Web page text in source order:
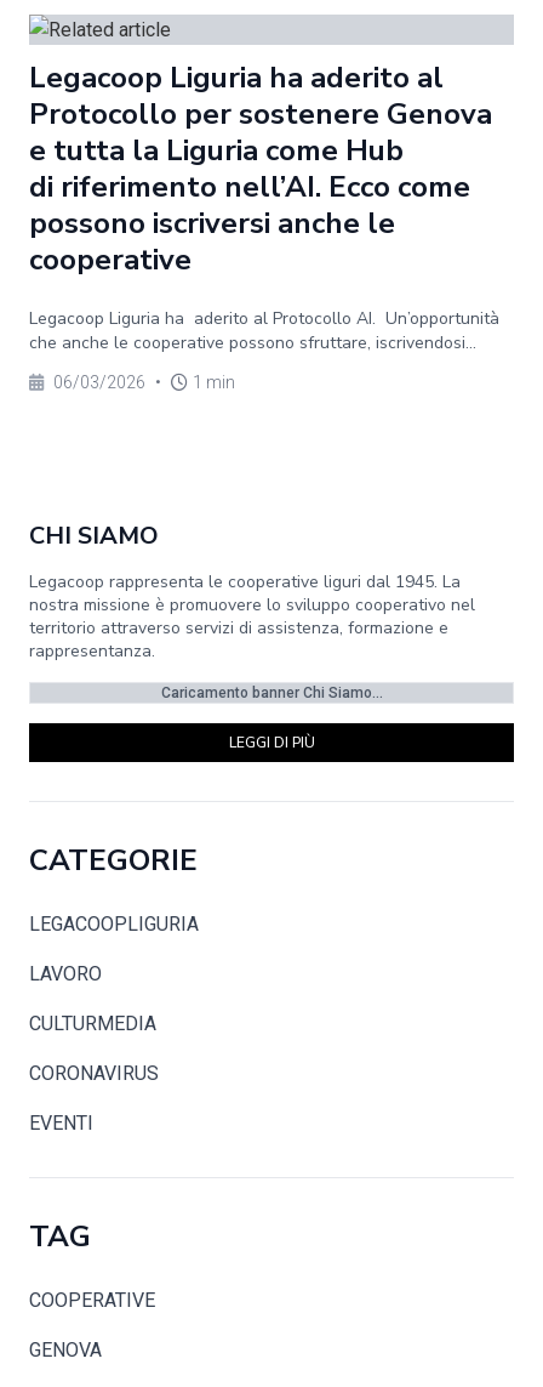
Legacoop Liguria ha aderito al
Protocollo per sostenere Genova
e tutta la Liguria come Hub
di riferimento nell’AI. Ecco come
possono iscriversi anche le
cooperative
Legacoop Liguria ha aderito al Protocollo AI. Un’opportunità
che anche le cooperative possono sfruttare, iscrivendosi...
06/03/2026 • 1 min
CHI SIAMO
Legacoop rappresenta le cooperative liguri dal 1945. La
nostra missione è promuovere lo sviluppo cooperativo nel
territorio attraverso servizi di assistenza, formazione e
rappresentanza.
Caricamento banner Chi Siamo...
LEGGI DI PIÙ
CATEGORIE
LEGACOOPLIGURIA
LAVORO
CULTURMEDIA
CORONAVIRUS
EVENTI
TAG
COOPERATIVE
GENOVA